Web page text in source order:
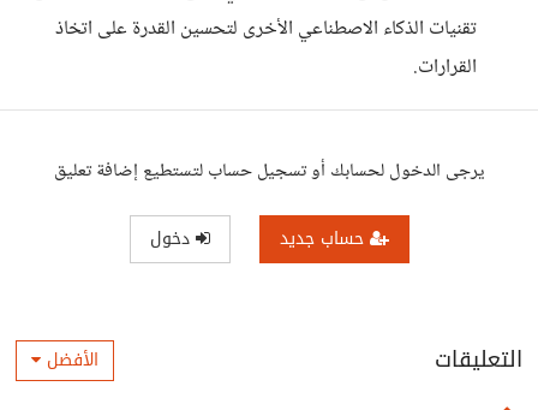
تقنيات الذكاء الاصطناعي الأخرى لتحسين القدرة على اتخاذ
القرارات.
يرجى الدخول لحسابك أو تسجيل حساب لتستطيع إضافة تعليق
حساب جديد دخول
التعليقات الأفضل